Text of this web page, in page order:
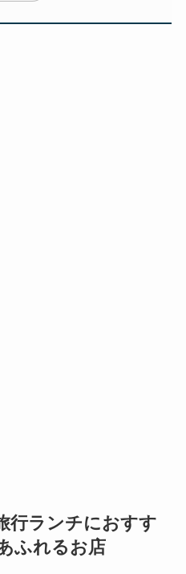
行ランチにおすす
ふれるお店